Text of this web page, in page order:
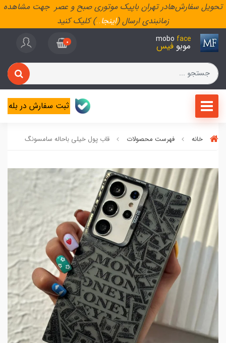
تحویل سفارش‌هادر تهران باپیک موتوری صبح و عصر جهت مشاهده
زمانبندی ارسال (اینجا..) کلیک کنید
mobo face
موبو فیس 0
ثبت سفارش در بله
خانه فهرست محصولات قاب پول خیلی باحاله سامسونگ